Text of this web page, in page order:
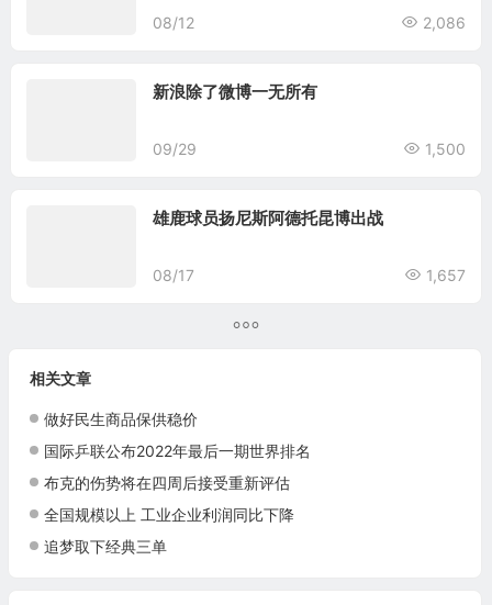
08/12 2,086
新浪除了微博一无所有
09/29 1,500
雄鹿球员扬尼斯阿德托昆博出战
08/17 1,657
相关文章
做好民生商品保供稳价
国际乒联公布2022年最后一期世界排名
布克的伤势将在四周后接受重新评估
全国规模以上 工业企业利润同比下降
追梦取下经典三单